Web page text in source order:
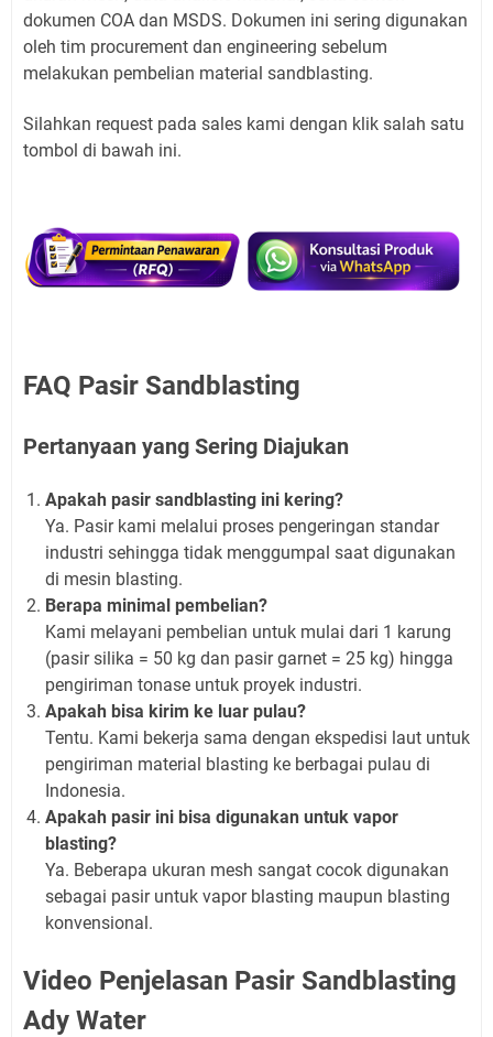
dokumen COA dan MSDS. Dokumen ini sering digunakan
oleh tim procurement dan engineering sebelum
melakukan pembelian material sandblasting.
Silahkan request pada sales kami dengan klik salah satu
tombol di bawah ini.
FAQ Pasir Sandblasting
Pertanyaan yang Sering Diajukan
Apakah pasir sandblasting ini kering?
Ya. Pasir kami melalui proses pengeringan standar
industri sehingga tidak menggumpal saat digunakan
di mesin blasting.
Berapa minimal pembelian?
Kami melayani pembelian untuk mulai dari 1 karung
(pasir silika = 50 kg dan pasir garnet = 25 kg) hingga
pengiriman tonase untuk proyek industri.
Apakah bisa kirim ke luar pulau?
Tentu. Kami bekerja sama dengan ekspedisi laut untuk
pengiriman material blasting ke berbagai pulau di
Indonesia.
Apakah pasir ini bisa digunakan untuk vapor
blasting?
Ya. Beberapa ukuran mesh sangat cocok digunakan
sebagai pasir untuk vapor blasting maupun blasting
konvensional.
Video Penjelasan Pasir Sandblasting
Ady Water